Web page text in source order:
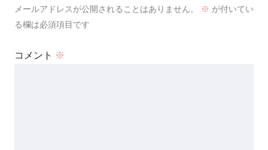
メールアドレスが公開されることはありません。 ※ が付いてい
る欄は必須項目です
コメント ※